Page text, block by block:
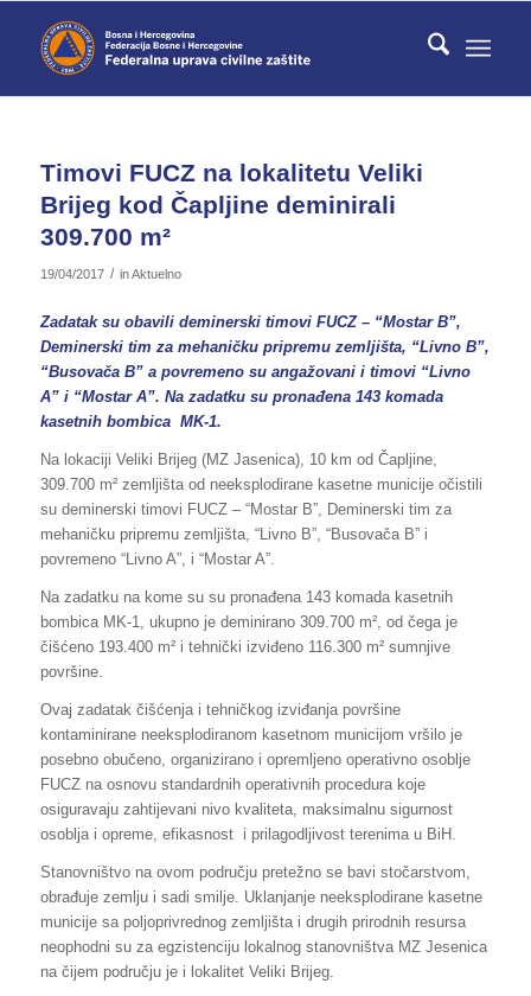
Timovi FUCZ na lokalitetu Veliki
Brijeg kod Čapljine deminirali
309.700 m²
19/04/2017 / inAktuelno
Zadatak su obavili deminerski timovi FUCZ – “Mostar B”,
Deminerski tim za mehaničku pripremu zemljišta, “Livno B”,
“Busovača B” a povremeno su angažovani i timovi “Livno
A” i “Mostar A”. Na zadatku su pronađena 143 komada
kasetnih bombica MK-1.
Na lokaciji Veliki Brijeg (MZ Jasenica), 10 km od Čapljine,
309.700 m² zemljišta od neeksplodirane kasetne municije očistili
su deminerski timovi FUCZ – “Mostar B”, Deminerski tim za
mehaničku pripremu zemljišta, “Livno B”, “Busovača B” i
povremeno “Livno A”, i “Mostar A”.
Na zadatku na kome su su pronađena 143 komada kasetnih
bombica MK-1, ukupno je deminirano 309.700 m², od čega je
čišćeno 193.400 m² i tehnički izviđeno 116.300 m² sumnjive
površine.
Ovaj zadatak čišćenja i tehničkog izviđanja površine
kontaminirane neeksplodiranom kasetnom municijom vršilo je
posebno obučeno, organizirano i opremljeno operativno osoblje
FUCZ na osnovu standardnih operativnih procedura koje
osiguravaju zahtijevani nivo kvaliteta, maksimalnu sigurnost
osoblja i opreme, efikasnost i prilagodljivost terenima u BiH.
Stanovništvo na ovom području pretežno se bavi stočarstvom,
obrađuje zemlju i sadi smilje. Uklanjanje neeksplodirane kasetne
municije sa poljoprivrednog zemljišta i drugih prirodnih resursa
neophodni su za egzistenciju lokalnog stanovništva MZ Jesenica
na čijem području je i lokalitet Veliki Brijeg.